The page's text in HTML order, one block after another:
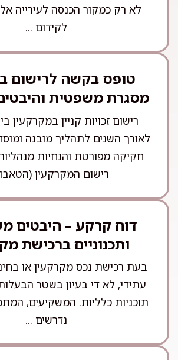
לא רק כמקור הכנסה לעירייה
לקידום ...
טופס בקשה לרישום
מסגרת משפטית
רישום זכויות קניין במקרקעין
לאורך השנים לתהליך מובנה
חקיקה מפורטת והנחיות
רישום המקרקעין
דוח קרקע – היבטים
ותכנוניים ברכישת
בעת רכישת נכס מקרקעין או
עתידי, לא די בעיון בשטר
תוכניות כלליות. המשקיעים,
נדרשים ...